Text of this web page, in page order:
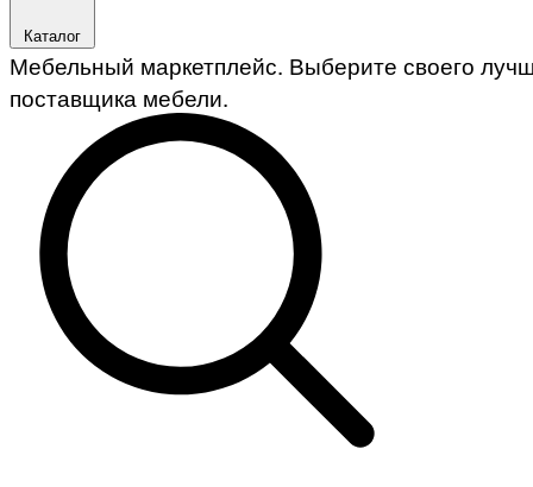
Каталог
Мебельный маркетплейс. Выберите своего
поставщика мебели.